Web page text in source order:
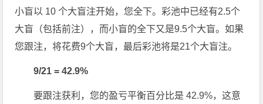
小盲以 10 个大盲注开始，您全下。彩池中已经有2.5个
大盲（包括前注），而小盲的全下又是9.5个大盲。如果
您跟注，将花费9个大盲，最后彩池将是21个大盲注。
9/21 = 42.9%
要跟注获利，您的盈亏平衡百分比是 42.9%，这意